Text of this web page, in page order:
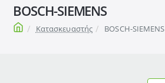
δύναμη
ΑΙ...
BOSCH-SIEMENS
homeΚατασκευαστής BOSCH-SIEMENS